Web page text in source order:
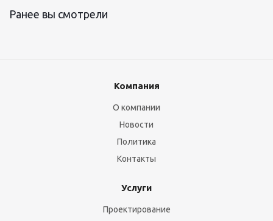
Ранее вы смотрели
Компания
О компании
Новости
Политика
Контакты
Услуги
Проектирование